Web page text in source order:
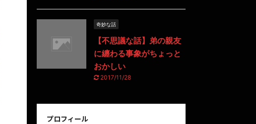
奇妙な話
【不思議な話】弟の親友
に纏わる事象がちょっと
おかしい
2017/11/28
プロフィール